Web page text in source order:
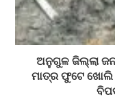
ଅନୁଗୁଳ ଜିଲ୍ଲା
ମାତ୍ର ଫୁଟେ ଖୋଲି